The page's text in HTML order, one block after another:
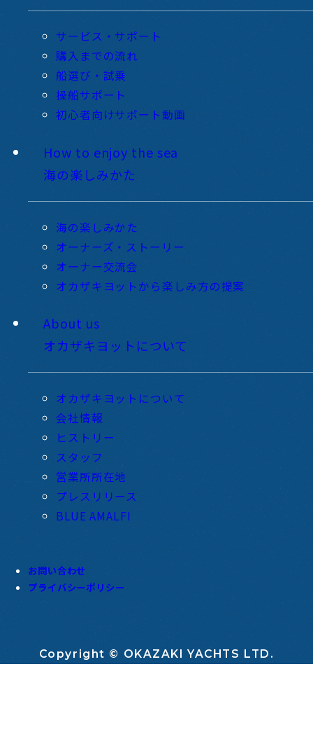
サービス・サポート
購入までの流れ
船選び・試乗
操船サポート
初心者向けサポート動画
How to enjoy the sea
海の楽しみかた
海の楽しみかた
オーナーズ・ストーリー
オーナー交流会
オカザキヨットから楽しみ方の提案
About us
オカザキヨットについて
オカザキヨットについて
会社情報
ヒストリー
スタッフ
営業所所在地
プレスリリース
BLUE AMALFI
お問い合わせ
プライバシーポリシー
Copyright © OKAZAKI YACHTS LTD.